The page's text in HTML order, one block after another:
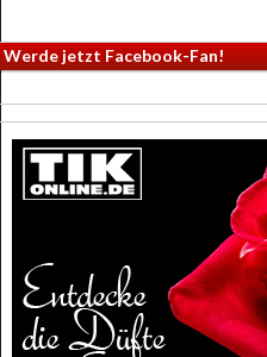
Werde jetzt Facebook-Fan!